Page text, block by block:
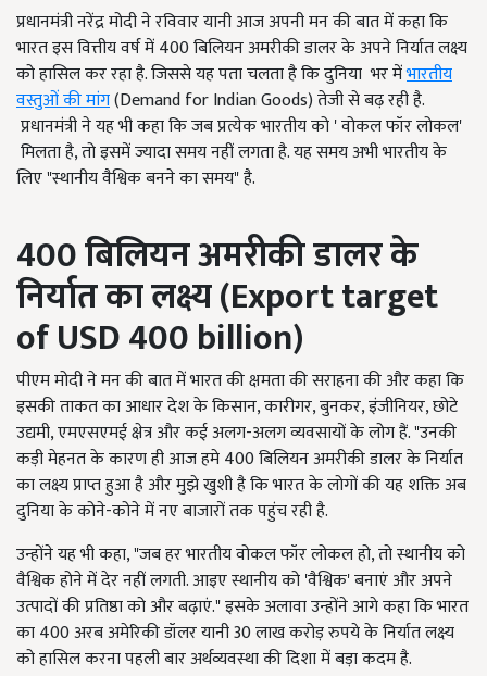
प्रधानमंत्री नरेंद्र मोदी ने रविवार यानी आज अपनी मन की बात में कहा कि
भारत इस वित्तीय वर्ष में 400 बिलियन अमरीकी डालर के अपने निर्यात लक्ष्य
को हासिल कर रहा है. जिससे यह पता चलता है कि दुनिया भर मेंभारतीय
वस्तुओं की मांग(Demand for Indian Goods) तेजी से बढ़ रही है.
प्रधानमंत्री ने यह भी कहा कि जब प्रत्येक भारतीय को ' वोकल फॉर लोकल'
मिलता है, तो इसमें ज्यादा समय नहीं लगता है. यह समय अभी भारतीय के
लिए "स्थानीय वैश्विक बनने का समय" है.
400बिलियन अमरीकी डालर के
निर्यात का लक्ष्य(Export target
of USD 400 billion)
पीएम मोदी ने मन की बात में भारत की क्षमता की सराहना की और कहा कि
इसकी ताकत का आधार देश के किसान, कारीगर, बुनकर, इंजीनियर, छोटे
उद्यमी, एमएसएमई क्षेत्र और कई अलग-अलग व्यवसायों के लोग हैं. "उनकी
कड़ी मेहनत के कारण ही आज हमे 400 बिलियन अमरीकी डालर के निर्यात
का लक्ष्य प्राप्त हुआ है और मुझे खुशी है कि भारत के लोगों की यह शक्ति अब
दुनिया के कोने-कोने में नए बाजारों तक पहुंच रही है.
उन्होंने यह भी कहा, "जब हर भारतीय वोकल फॉर लोकल हो, तो स्थानीय को
वैश्विक होने में देर नहीं लगती. आइए स्थानीय को 'वैश्विक' बनाएं और अपने
उत्पादों की प्रतिष्ठा को और बढ़ाएं." इसके अलावा उन्होंने आगे कहा कि भारत
का 400 अरब अमेरिकी डॉलर यानी 30 लाख करोड़ रुपये के निर्यात लक्ष्य
को हासिल करना पहली बार अर्थव्यवस्था की दिशा में बड़ा कदम है.